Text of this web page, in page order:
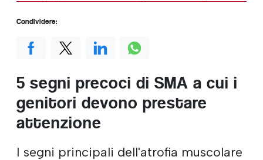
5 segni precoci di SMA a cui i
genitori devono prestare
attenzione
I segni principali dell'atrofia muscolare
Condividere: